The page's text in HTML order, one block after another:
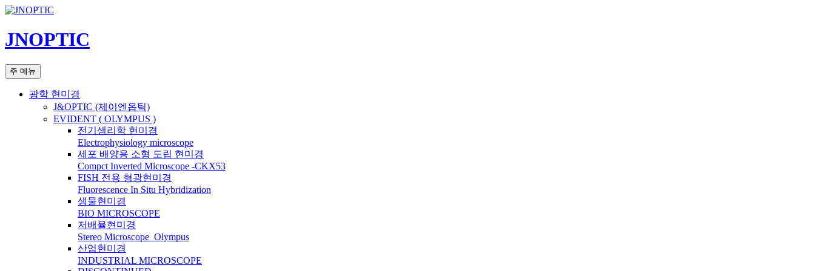
컨
츠
로
너
JNOPTIC
검
색
주 메뉴
광학 현미경
J&OPTIC (제이엔옵틱)
EVIDENT ( OLYMPUS )
전기생리학 현미경
Electrophysiology microscope
세포 배양용 소형 도립 현미경
Compct Inverted Microscope -CKX53
FISH 전용 형광현미경
Fluorescence In Situ Hybridization
생물현미경
BIO MICROSCOPE
저배율현미경
Stereo Microscope_Olympus
산업현미경
INDUSTRIAL MICROSCOPE